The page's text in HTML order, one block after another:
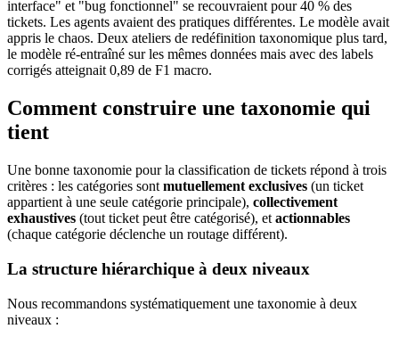
interface" et "bug fonctionnel" se recouvraient pour 40 % des
tickets. Les agents avaient des pratiques différentes. Le modèle avait
appris le chaos. Deux ateliers de redéfinition taxonomique plus tard,
le modèle ré-entraîné sur les mêmes données mais avec des labels
corrigés atteignait 0,89 de F1 macro.
Comment construire une taxonomie qui
tient
Une bonne taxonomie pour la classification de tickets répond à trois
critères : les catégories sont mutuellement exclusives (un ticket
appartient à une seule catégorie principale), collectivement
exhaustives (tout ticket peut être catégorisé), et actionnables
(chaque catégorie déclenche un routage différent).
La structure hiérarchique à deux niveaux
Nous recommandons systématiquement une taxonomie à deux
niveaux :